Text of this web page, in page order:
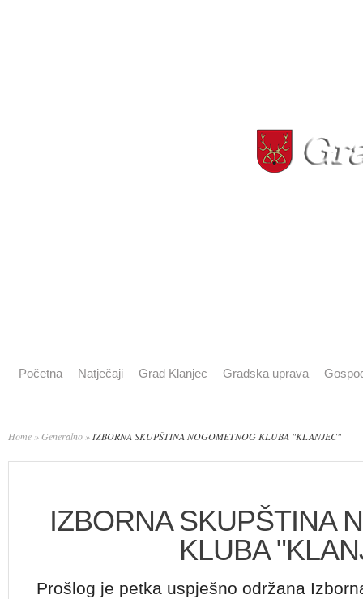
Početna Natječaji Grad Klanjec Gradska uprava
Home »Generalno » IZBORNA SKUPŠTINA NOGOMETNOG KLUBA "KLANJEC"
IZBORNA SKUPŠTINA
KLUBA
Prošlog je petka uspješno održana